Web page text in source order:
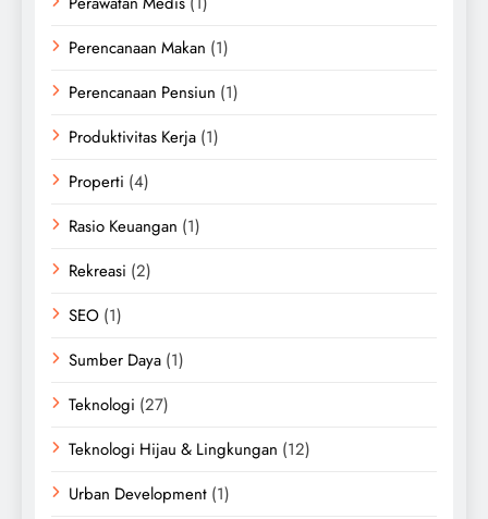
Perencanaan Makan (1)
Perencanaan Pensiun (1)
Produktivitas Kerja (1)
Properti (4)
Rasio Keuangan (1)
Rekreasi (2)
SEO (1)
Sumber Daya (1)
Teknologi (27)
Teknologi Hijau & Lingkungan (12)
Urban Development (1)